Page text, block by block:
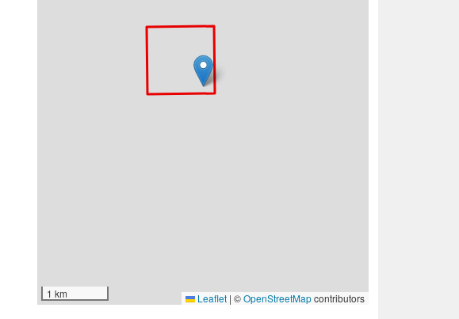
1 km Leaflet | ©OpenStreetMapcontributors